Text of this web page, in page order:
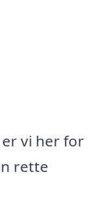
vi her for
rette